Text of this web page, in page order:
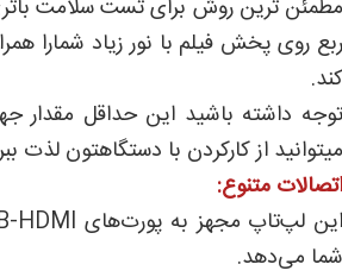
ربع روی پخش فیلم با نور زیاد شمارا
کند.
توجه داشته باشید این حداقل مقدار
میتوانید از کارکردن با دستگاهتون لذت
اتصالات متنوع:
شما می‌دهد.